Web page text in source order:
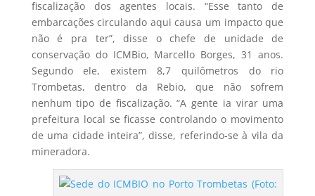
fiscalização dos agentes locais. “Esse tanto de
embarcações circulando aqui causa um impacto que
não é pra ter”, disse o chefe de unidade de
conservação do ICMBio, Marcello Borges, 31 anos.
Segundo ele, existem 8,7 quilômetros do rio
Trombetas, dentro da Rebio, que não sofrem
nenhum tipo de fiscalização. “A gente ia virar uma
prefeitura local se ficasse controlando o movimento
de uma cidade inteira”, disse, referindo-se à vila da
mineradora.